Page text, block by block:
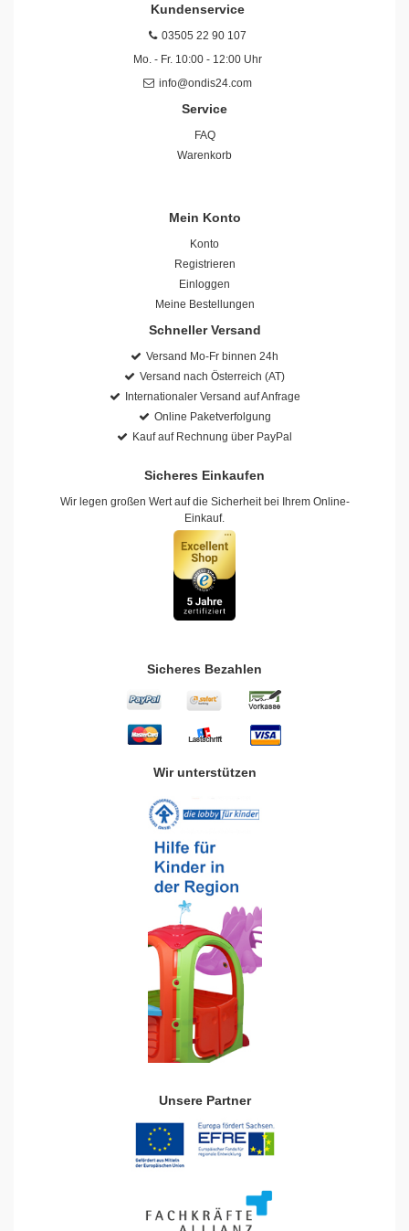
Kundenservice
03505 22 90 107
Mo. - Fr. 10:00 - 12:00 Uhr
info@ondis24.com
Service
FAQ
Warenkorb
Mein Konto
Konto
Registrieren
Einloggen
Meine Bestellungen
Schneller Versand
Versand Mo-Fr binnen 24h
Versand nach Österreich (AT)
Internationaler Versand auf Anfrage
Online Paketverfolgung
Kauf auf Rechnung über PayPal
Sicheres Einkaufen
Wir legen großen Wert auf die Sicherheit bei Ihrem Online-
Einkauf.
Sicheres Bezahlen
Wir unterstützen
Unsere Partner